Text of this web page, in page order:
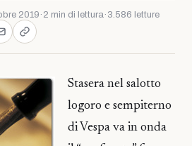
2019 · 2 min di lettura· 3.586 letture
Stasera nel salotto
logoro e sempiterno
di Vespa va in onda